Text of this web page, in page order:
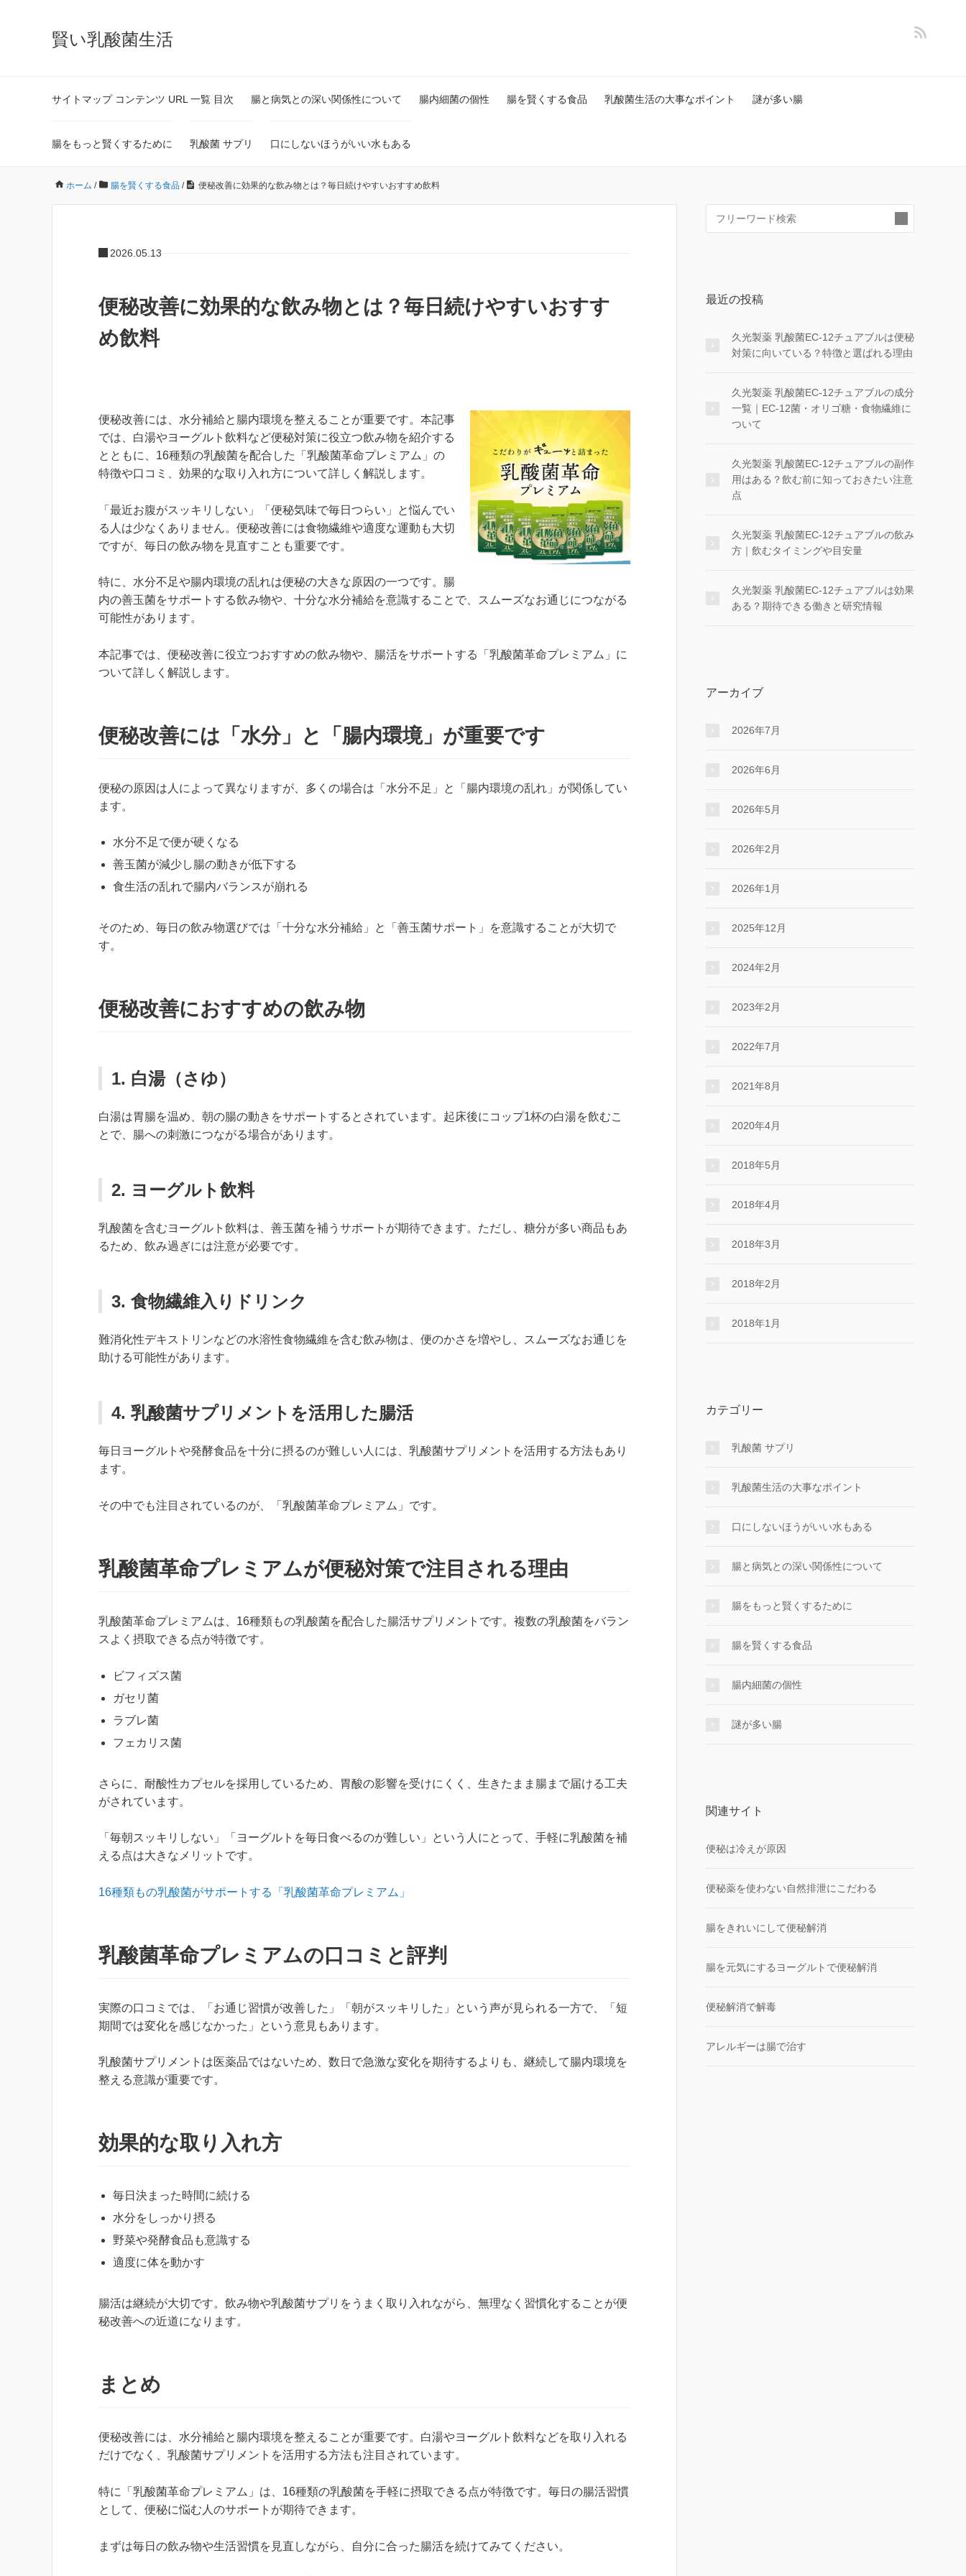
賢い乳酸菌生活
サイトマップ コンテンツ URL 一覧 目次 腸と病気との深い関係性について 腸内細菌の個性 腸を賢くする食品 乳酸菌生活の大事なポイント 謎が多い腸
腸をもっと賢くするために 乳酸菌 サプリ 口にしないほうがいい水もある
ホーム / 腸を賢くする食品 / 便秘改善に効果的な飲み物とは？毎日続けやすいおすすめ飲料
2026.05.13
便秘改善に効果的な飲み物とは？毎日続けやすいおすす
め飲料
便秘改善には、水分補給と腸内環境を整えることが重要です。本記事
では、白湯やヨーグルト飲料など便秘対策に役立つ飲み物を紹介する
とともに、16種類の乳酸菌を配合した「乳酸菌革命プレミアム」の
特徴や口コミ、効果的な取り入れ方について詳しく解説します。
「最近お腹がスッキリしない」「便秘気味で毎日つらい」と悩んでい
る人は少なくありません。便秘改善には食物繊維や適度な運動も大切
ですが、毎日の飲み物を見直すことも重要です。
特に、水分不足や腸内環境の乱れは便秘の大きな原因の一つです。腸
内の善玉菌をサポートする飲み物や、十分な水分補給を意識することで、スムーズなお通じにつながる
可能性があります。
本記事では、便秘改善に役立つおすすめの飲み物や、腸活をサポートする「乳酸菌革命プレミアム」に
ついて詳しく解説します。
便秘改善には「水分」と「腸内環境」が重要です
便秘の原因は人によって異なりますが、多くの場合は「水分不足」と「腸内環境の乱れ」が関係してい
ます。
水分不足で便が硬くなる
善玉菌が減少し腸の動きが低下する
食生活の乱れで腸内バランスが崩れる
そのため、毎日の飲み物選びでは「十分な水分補給」と「善玉菌サポート」を意識することが大切で
す。
便秘改善におすすめの飲み物
1. 白湯（さゆ）
白湯は胃腸を温め、朝の腸の動きをサポートするとされています。起床後にコップ1杯の白湯を飲むこ
とで、腸への刺激につながる場合があります。
2. ヨーグルト飲料
乳酸菌を含むヨーグルト飲料は、善玉菌を補うサポートが期待できます。ただし、糖分が多い商品もあ
るため、飲み過ぎには注意が必要です。
3. 食物繊維入りドリンク
難消化性デキストリンなどの水溶性食物繊維を含む飲み物は、便のかさを増やし、スムーズなお通じを
助ける可能性があります。
4. 乳酸菌サプリメントを活用した腸活
毎日ヨーグルトや発酵食品を十分に摂るのが難しい人には、乳酸菌サプリメントを活用する方法もあり
ます。
その中でも注目されているのが、「乳酸菌革命プレミアム」です。
乳酸菌革命プレミアムが便秘対策で注目される理由
乳酸菌革命プレミアムは、16種類もの乳酸菌を配合した腸活サプリメントです。複数の乳酸菌をバラン
スよく摂取できる点が特徴です。
ビフィズス菌
ガセリ菌
ラブレ菌
フェカリス菌
さらに、耐酸性カプセルを採用しているため、胃酸の影響を受けにくく、生きたまま腸まで届ける工夫
がされています。
「毎朝スッキリしない」「ヨーグルトを毎日食べるのが難しい」という人にとって、手軽に乳酸菌を補
える点は大きなメリットです。
16種類もの乳酸菌がサポートする「乳酸菌革命プレミアム」
乳酸菌革命プレミアムの口コミと評判
実際の口コミでは、「お通じ習慣が改善した」「朝がスッキリした」という声が見られる一方で、「短
期間では変化を感じなかった」という意見もあります。
乳酸菌サプリメントは医薬品ではないため、数日で急激な変化を期待するよりも、継続して腸内環境を
整える意識が重要です。
効果的な取り入れ方
毎日決まった時間に続ける
水分をしっかり摂る
野菜や発酵食品も意識する
適度に体を動かす
腸活は継続が大切です。飲み物や乳酸菌サプリをうまく取り入れながら、無理なく習慣化することが便
秘改善への近道になります。
まとめ
便秘改善には、水分補給と腸内環境を整えることが重要です。白湯やヨーグルト飲料などを取り入れる
だけでなく、乳酸菌サプリメントを活用する方法も注目されています。
特に「乳酸菌革命プレミアム」は、16種類の乳酸菌を手軽に摂取できる点が特徴です。毎日の腸活習慣
として、便秘に悩む人のサポートが期待できます。
まずは毎日の飲み物や生活習慣を見直しながら、自分に合った腸活を続けてみてください。
最近の投稿
久光製薬 乳酸菌EC-12チュアブルは便秘
対策に向いている？特徴と選ばれる理由
久光製薬 乳酸菌EC-12チュアブルの成分
一覧｜EC-12菌・オリゴ糖・食物繊維に
ついて
久光製薬 乳酸菌EC-12チュアブルの副作
用はある？飲む前に知っておきたい注意
点
久光製薬 乳酸菌EC-12チュアブルの飲み
方｜飲むタイミングや目安量
久光製薬 乳酸菌EC-12チュアブルは効果
ある？期待できる働きと研究情報
アーカイブ
2026年7月
2026年6月
2026年5月
2026年2月
2026年1月
2025年12月
2024年2月
2023年2月
2022年7月
2021年8月
2020年4月
2018年5月
2018年4月
2018年3月
2018年2月
2018年1月
カテゴリー
乳酸菌 サプリ
乳酸菌生活の大事なポイント
口にしないほうがいい水もある
腸と病気との深い関係性について
腸をもっと賢くするために
腸を賢くする食品
腸内細菌の個性
謎が多い腸
関連サイト
便秘は冷えが原因
便秘薬を使わない自然排泄にこだわる
腸をきれいにして便秘解消
腸を元気にするヨーグルトで便秘解消
便秘解消で解毒
アレルギーは腸で治す